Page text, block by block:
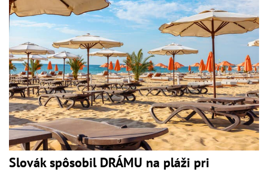
Slovák spôsobil DRÁMU na pláži pri